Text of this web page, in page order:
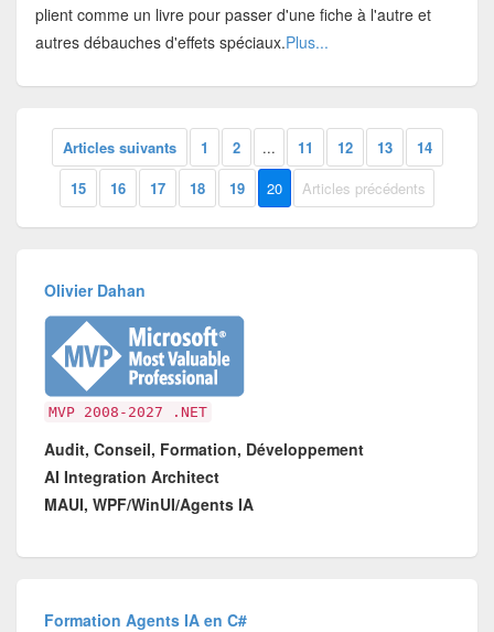
plient comme un livre pour passer d'une fiche à l'autre et
autres débauches d'effets spéciaux.Plus...
Articles suivants 1 2 ... 11 12 13
14
15
16 17 18 19 20 Articles précédents
Olivier Dahan
MVP 2008-2027 .NET
Audit, Conseil, Formation, Développement
AI Integration Architect
MAUI, WPF/WinUI/Agents IA
Formation Agents IA en C#